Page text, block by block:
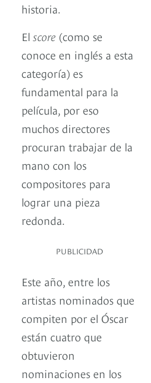
historia.
El score (como se
conoce en inglés a esta
categoría) es
fundamental para la
película, por eso
muchos directores
procuran trabajar de la
mano con los
compositores para
lograr una pieza
redonda.
PUBLICIDAD
Este año, entre los
artistas nominados que
compiten por el Óscar
están cuatro que
obtuvieron
nominaciones en los